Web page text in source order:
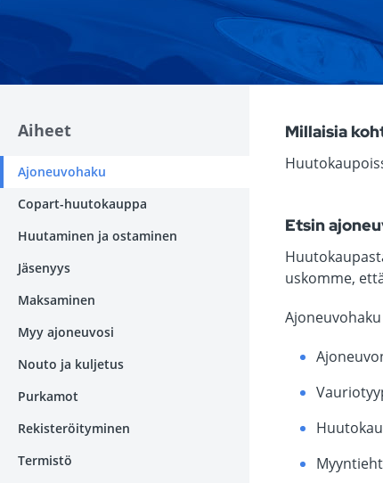
Aiheet
Ajoneuvohaku
Copart-huutokauppa
Huutaminen ja ostaminen
Jäsenyys
Maksaminen
Myy ajoneuvosi
Nouto ja kuljetus
Purkamot
Rekisteröityminen
Termistö
Millaisia
Etsin
uskomme,